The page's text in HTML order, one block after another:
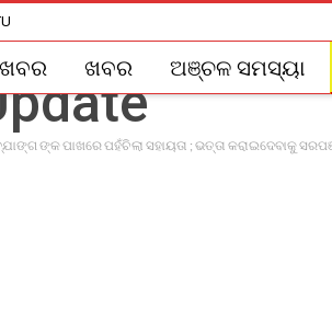
ଖବର ଖବର ଅଞ୍ଚଳ ସମସ୍ୟା
ଙ୍କ ପାଖରେ ପହଁଚିଲା ସହାୟତା ; ଭତ୍ତା କରାଇଦେବାକୁ